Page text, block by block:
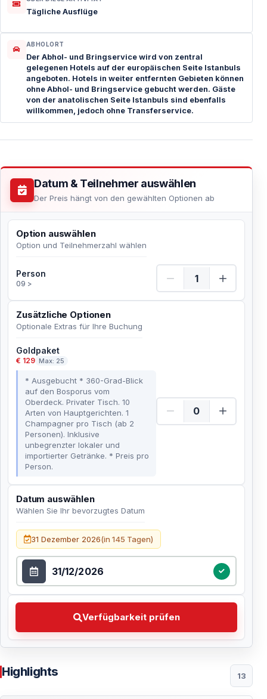
Tägliche Ausflüge
ABHOLORT
Der Abhol- und Bringservice wird von zentral
gelegenen Hotels auf der europäischen Seite Istanbuls
angeboten. Hotels in weiter entfernten Gebieten können
ohne Abhol- und Bringservice gebucht werden. Gäste
von der anatolischen Seite Istanbuls sind ebenfalls
willkommen, jedoch ohne Transferservice.
Datum & Teilnehmer auswählen
Der Preis hängt von den gewählten Optionen ab
Option auswählen
Option und Teilnehmerzahl wählen
Person
09 >
Person Menge
Zusätzliche Optionen
Optionale Extras für Ihre Buchung
Goldpaket
€ 129 Max: 25
* Ausgebucht * 360-Grad-Blick
auf den Bosporus vom
Oberdeck. Privater Tisch. 10
Arten von Hauptgerichten. 1
Champagner pro Tisch (ab 2
Personen). Inklusive
unbegrenzter lokaler und
importierter Getränke. * Preis pro
Person.
Datum auswählen
Wählen Sie Ihr bevorzugtes Datum
31 Dezember 2026(in 145 Tagen) Datum auswählen
Verfügbarkeit prüfen
Verfügbarkeit prüfen Wählen Sie Ihr bevorzugtes
Highlights 13